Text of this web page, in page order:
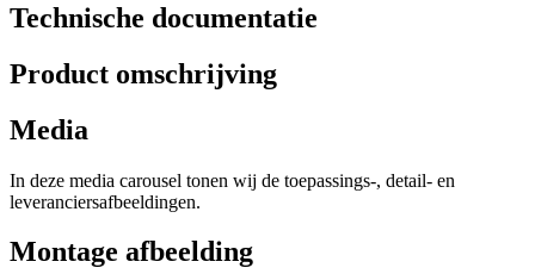
Technische documentatie
Product omschrijving
Media
In deze media carousel tonen wij de toepassings-, detail- en
leveranciersafbeeldingen.
Montage afbeelding